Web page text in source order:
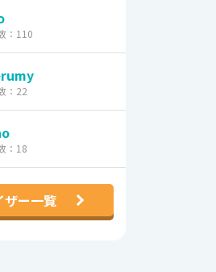
：110
：22
：18
ザー一覧